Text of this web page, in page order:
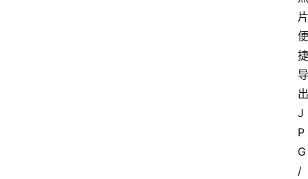
片
便
捷
导
出
J
P
G
/